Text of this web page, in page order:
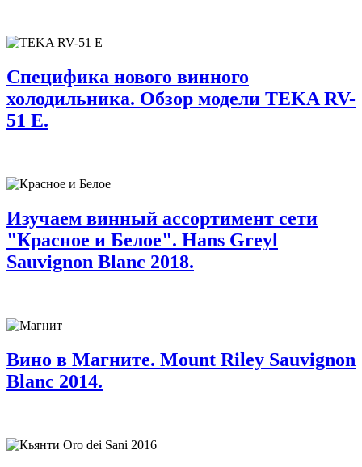
Специфика нового винного
холодильника. Обзор модели TEKA RV-
51 E.
Изучаем винный ассортимент сети
"Красное и Белое". Hans Greyl
Sauvignon Blanc 2018.
Вино в Магните. Mount Riley Sauvignon
Blanc 2014.